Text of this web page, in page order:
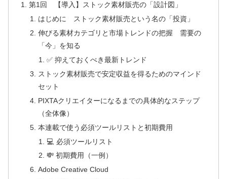
第1回 【導入】ストック素材販売の「設計図」
はじめに ストック素材販売という名の「投資」
伸びる素材カテゴリと市場トレンドの把握 需要の
「今」を知る
✅ 抑えておくべき最新トレンド
ストック素材販売で安定収益を得るためのマインド
セット
PIXTAクリエイターになるまでの具体的なステップ
（全体像）
本連載で使う必須ツールリストと初期費用
💻 必須ツールリスト
💸 初期費用（一例）
Adobe Creative Cloud